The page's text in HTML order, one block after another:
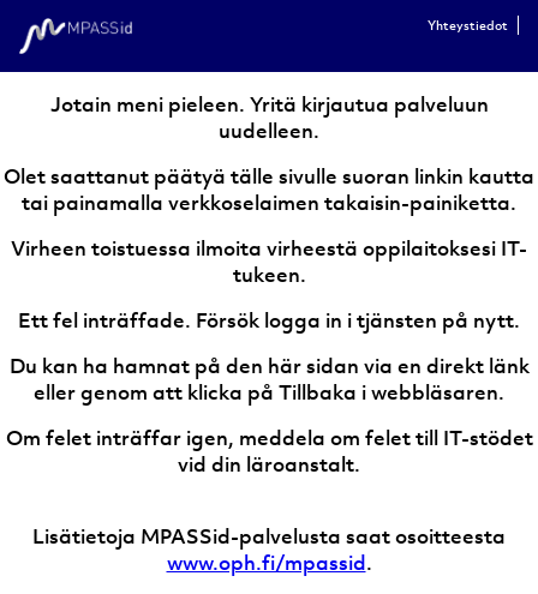
Yhteystiedot
Jotain meni pieleen. Yritä kirjautua palveluun
uudelleen.
Olet saattanut päätyä tälle sivulle suoran linkin kautta
tai painamalla verkkoselaimen takaisin-painiketta.
Virheen toistuessa ilmoita virheestä oppilaitoksesi IT-
tukeen.
Ett fel inträffade. Försök logga in i tjänsten på nytt.
Du kan ha hamnat på den här sidan via en direkt länk
eller genom att klicka på Tillbaka i webbläsaren.
Om felet inträffar igen, meddela om felet till IT-stödet
vid din läroanstalt.
Lisätietoja MPASSid-palvelusta saat osoitteesta
www.oph.fi/mpassid.